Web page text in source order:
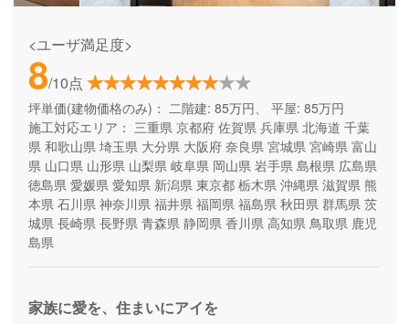
<ユーザ満足度>
8/10点
坪単価(建物価格のみ)： 二階建: 85万円、 平屋: 85万円
施工対応エリア： 三重県 京都府 佐賀県 兵庫県 北海道 千葉
県 和歌山県 埼玉県 大分県 大阪府 奈良県 宮城県 宮崎県 富山
県 山口県 山形県 山梨県 岐阜県 岡山県 岩手県 島根県 広島県
徳島県 愛媛県 愛知県 新潟県 東京都 栃木県 沖縄県 滋賀県 熊
本県 石川県 神奈川県 福井県 福岡県 福島県 秋田県 群馬県 茨
城県 長崎県 長野県 青森県 静岡県 香川県 高知県 鳥取県 鹿児
島県
家族に愛を、住まいにアイを